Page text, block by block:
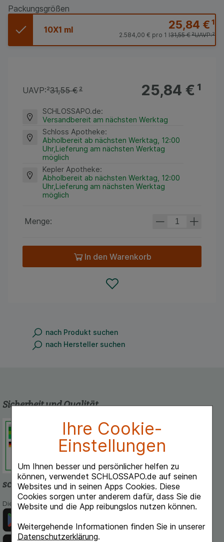
Ihre Cookie-
Einstellungen
Um Ihnen besser und persönlicher helfen zu
können, verwendet SCHLOSSAPO.de auf seinen
Websites und in seinen Apps Cookies. Diese
Cookies sorgen unter anderem dafür, dass Sie die
Website und die App reibungslos nutzen können.
Weitergehende Informationen finden Sie in unserer
Datenschutzerklärung.
Packungsgrößen
10X1 ml 25,84 €¹
UAVP:²
31,55 €²
2.584,00 € pro 1 l
25,84 €¹
UAVP:²31,55 €²
SCHLOSSAPO.de:
Versandbereit am nächsten Werktag
Schloss Apotheke:
Abholbereit ab nächsten Werktag, 12:00
Uhr,Lieferung am nächsten Werktag
möglich
Kepler Apotheke:
Abholbereit ab nächsten Werktag, 12:00
Uhr,Lieferung am nächsten Werktag
möglich
Menge:
In den Warenkorb
nach Produkt suchen
nach Hersteller suchen
Sicherheit und Qualität
Schlossapo.de ist registriert beim
Deutschen Institut für Medizinische
Dokumentation und Information.
schlossapo.de-App
Die App von schlossapo.de jetzt mit E-Rezept-Scanner